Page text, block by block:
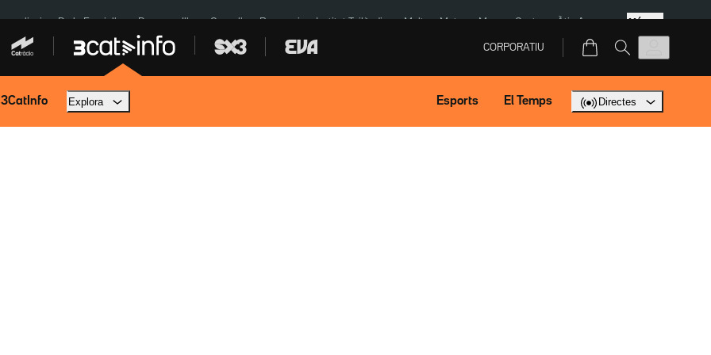
eclipsi De la Espriella Dos anys Illa Granollers Paraguai Institut Tailàndia Multa a Meta Menors Ceuta Àtic Ayuso Més
CORPORATIU
3CatInfo Explora Esports El Temps Directes